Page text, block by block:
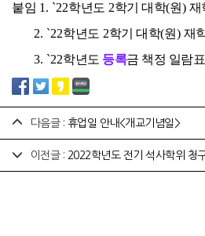
붙임 1. `22학년도 2학기 대학(원) 재
2. `22학년도 2학기 대학(원) 재
3. `22학년도 등록금 책정 일람표
다음글 : 휴업일 안내<개교기념일>
이전글 : 2022학년도 전기 석사학위 청